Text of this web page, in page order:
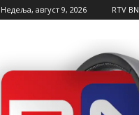
Недеља, август 9, 2026 RTV BN